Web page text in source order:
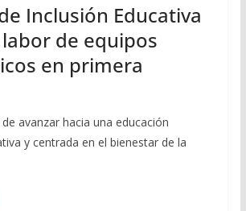
Inclusión Educativa
de equipos
en primera
avanzar hacia una educación
y centrada en el bienestar de la